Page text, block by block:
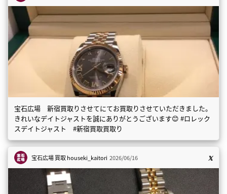
宝石広場 新宿買取りさせてにてお買取りさせていただきました。
きれいなデイトジャストを誠にありがとうございます😊 #ロレック
スデイトジャスト #新宿買取買取り
宝石広場 買取houseki_kaitori 2026/06/16